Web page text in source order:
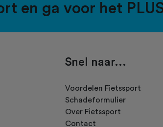
en ga voor het
Snel naar...
Voordelen Fietssport
Schadeformulier
Over Fietssport
Contact